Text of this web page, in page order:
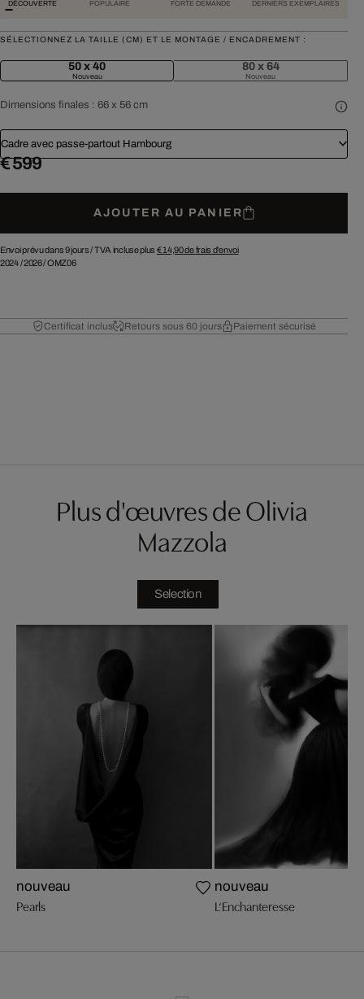
DÉCOUVERTE POPULAIRE FORTE DEMANDE DERNIERS EXEMPLAIRES
SÉLECTIONNEZ LA TAILLE (CM) ET LE MONTAGE / ENCADREMENT :
50 x 40
Nouveau
80 x 64
Nouveau
Dimensions finales : 66 x 56 cm
Cadre avec passe-partout Hambourg
€ 599
AJOUTER AU PANIER
Envoi prévu dans 9 jours /TVA incluse plus € 14,90de frais d'envoi
2024/2026/OMZ06
Certificat inclus Retours sous 60 jours Paiement sécurisé
Plus d'œuvres de Olivia
Mazzola
Selection
nouveau
Pearls
nouveau
L‘Enchanteresse